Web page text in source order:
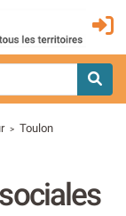
> Toulon